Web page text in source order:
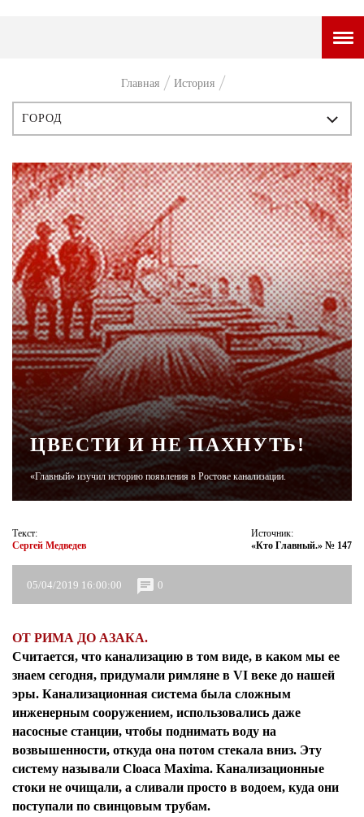
ГОРОДСКОЙ ПОРТАЛ
ПРЕМЬЕРА
ТАМ И ТУТ
СТИЛЬ ЖИЗНИ
ХАЙП
ЧЕЛОВЕК ОСОБЕННЫЙ
КУЛЬТ ЕДЫ
АФИША
ЖУРНАЛ
Главная История
ИСТОРИЯ
ПЕРСОНЫ
СТИЛЬ
ГОРОД
ЧТИВО
ЦВЕСТИ И НЕ ПАХНУТЬ!
«Главный» изучил историю появления в Ростове канализации.
Текст:
Сергей Медведев
Источник:
«Кто Главный.» № 147
05/04/2019 16:00:00 0
ОТ РИМА ДО АЗАКА.
Считается, что канализацию в том виде, в каком мы ее
знаем сегодня, придумали римляне в VI веке до нашей
эры. Канализационная система была сложным
инженерным сооружением, использовались даже
насосные станции, чтобы поднимать воду на
возвышенности, откуда она потом стекала вниз. Эту
систему называли Cloaca Maxima. Канализационные
стоки не очищали, а сливали просто в водоем, куда они
поступали по свинцовым трубам.